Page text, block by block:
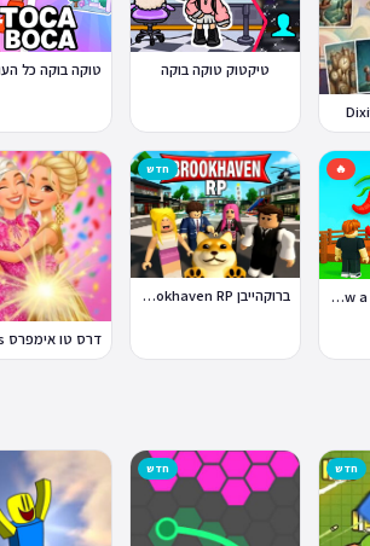
טיקטוק טוקה בוקה
🔥
לגדל גינה Grow a Garden
חדש
ברוקהייבן Brookhaven RP
חדש חדש